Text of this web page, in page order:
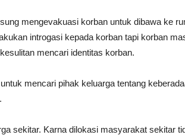
mengevakuasi korban untuk dibawa ke
introgasi kepada korban tapi korban
mencari identitas korban.
mencari pihak keluarga tentang
sekitar. Karna dilokasi masyarakat sekitar